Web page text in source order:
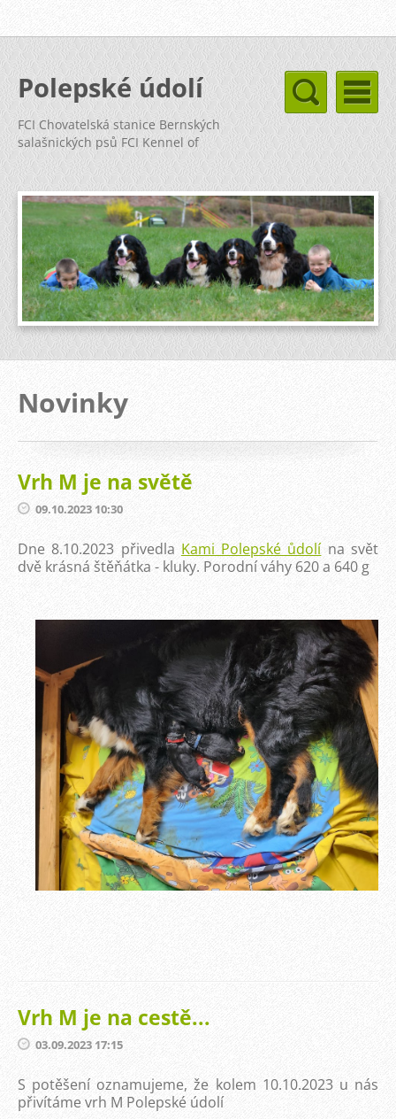
Polepské údolí
FCI Chovatelská stanice Bernských
salašnických psů FCI Kennel of
Bernese Mountain Dog
Novinky
Vrh M je na světě
09.10.2023 10:30
Dne 8.10.2023 přivedla Kami Polepské ůdolína svět
dvě krásná štěňátka - kluky. Porodní váhy 620 a 640 g
Vrh M je na cestě...
03.09.2023 17:15
S potěšení oznamujeme, že kolem 10.10.2023 u nás
přivítáme vrh M Polepské údolí